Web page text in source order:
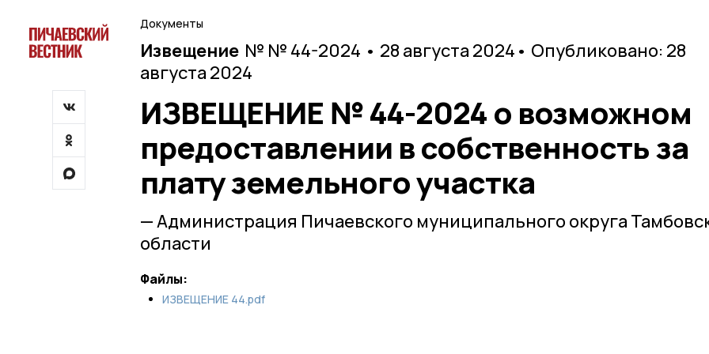
Документы
Извещение № № 44-2024 • 28 августа 2024 • Опубликовано: 28
августа 2024
ИЗВЕЩЕНИЕ № 44-2024 о возможном
предоставлении в собственность за
плату земельного участка
— Администрация Пичаевского муниципального округа
области
Файлы:
ИЗВЕЩЕНИЕ 44.pdf